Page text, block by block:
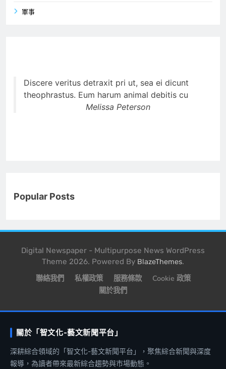
軍事
Discere veritus detraxit pri ut, sea ei dicunt
theophrastus. Eum harum animal debitis cu
Melissa Peterson
Popular Posts
Digital Newspaper - Multipurpose News WordPress
Theme 2026. Powered By BlazeThemes.
聯絡我們 私權政策 服務條款
Cookie 政策
關於我們
關於「智文化-藝文新聞平台」
深耕綜合領域的「智文化-藝文新聞平台」，聚焦綜合新聞與深度
報導，為讀者帶來最新綜合趨勢與市場動態。